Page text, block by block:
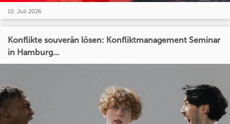
10. Juli 2026
Konflikte souverän lösen: Konfliktmanagement Seminar
in Hamburg...